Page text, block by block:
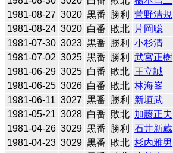
1981-08-27 3020 黒番 勝利 菅野清規
1981-08-24 3020 白番 敗北 片岡聡
1981-07-30 3023 黒番 勝利 小杉清
1981-07-02 3025 黒番 勝利 武宮正樹
1981-06-29 3025 白番 敗北 王立誠
1981-06-25 3026 白番 敗北 林海峯
1981-06-11 3027 黒番 勝利 新垣武
1981-05-21 3028 白番 敗北 加藤正夫
1981-04-26 3029 黒番 勝利 石井新蔵
1981-04-23 3029 黒番 敗北 杉内雅男